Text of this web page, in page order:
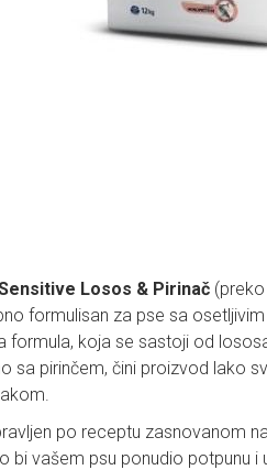
Losos & Pirinač
formulisan za pse sa
formula, koja se sastoji od
sa pirinčem, čini proizvod lako
po receptu zasnovanom
bi vašem psu ponudio potpunu i